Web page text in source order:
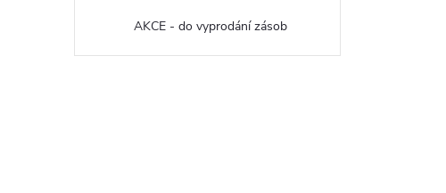
AKCE - do vyprodání zásob